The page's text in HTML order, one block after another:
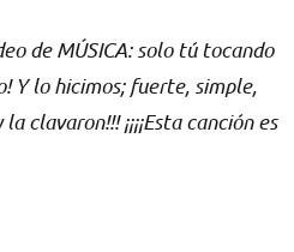
de MÚSICA: solo tú tocando
Y lo hicimos; fuerte, simple,
¡¡¡¡Esta canción es